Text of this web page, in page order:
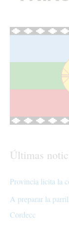
Últimas
Provincia licita la
A preparar la
Cordecc